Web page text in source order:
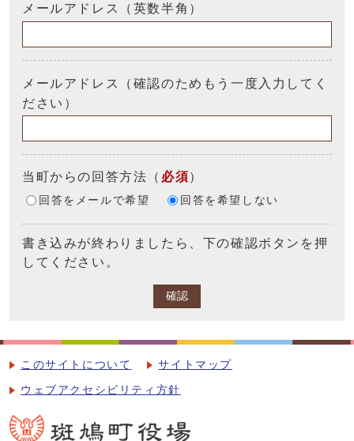
メールアドレス（英数半角）
メールアドレス（確認のためもう一度入力してく
ださい）
当町からの回答方法 （ 必須）
回答をメールで希望 回答を希望しない
書き込みが終わりましたら、下の確認ボタンを押
してください。
確認
このサイトについて サイトマップ
ウェブアクセシビリティ方針